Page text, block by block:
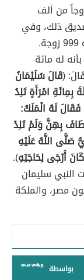
من ألف
ذلك، وفي
له مائة
(قَالَ سُلَيْمَانُ
بِمِائَةِ امْرَأَةٍ تَلِدُ
لَهُ الْمَلَكُ:
بِهِنَّ وَلَمْ تَلِدْ
صَلَّى اللَّهُ عَلَيْهِ
أَرْجَى لِحَاجَتِهِ).
النبي سليمان
مصر، والملكة
بواسطة